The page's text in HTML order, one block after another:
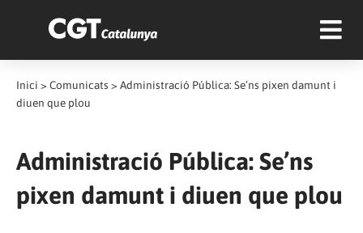
Inici > Comunicats > Administració Pública: Se’ns pixen damunt i
diuen que plou
Administració Pública: Se’ns
pixen damunt i diuen que plou